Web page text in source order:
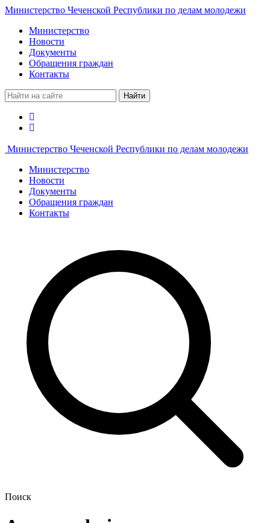
Министерство Чеченской Республики по делам молодежи
Министерство
Новости
Документы
Обращения граждан
Контакты
Найти
Министерство Чеченской Республики по делам молодежи
Министерство
Новости
Документы
Обращения граждан
Контакты
Поиск